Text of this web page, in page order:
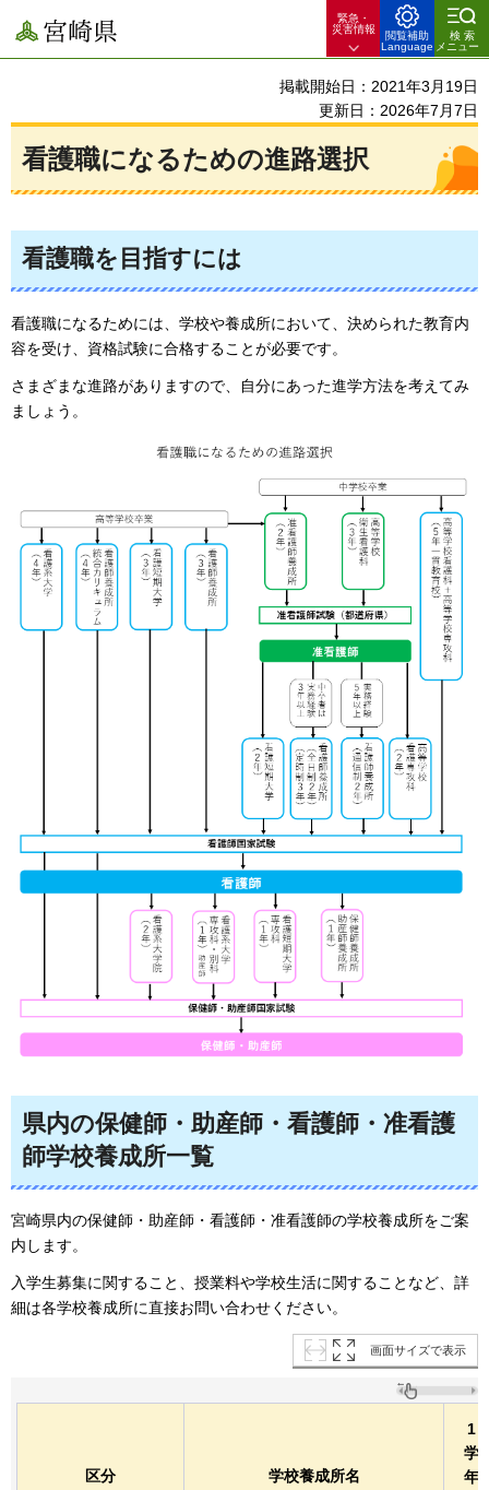
宮崎県
緊急・
災害情報
閲覧補助
Language
検索
メニュー
掲載開始日：2021年3月19日
更新日：2026年7月7日
看護職になるための進路選択
看護職を目指すには
看護職になるためには、学校や養成所において、決められた教育内
容を受け、資格試験に合格することが必要です。
さまざまな進路がありますので、自分にあった進学方法を考えてみ
ましょう。
県内の保健師・助産師・看護師・准看護
師学校養成所一覧
宮崎県内の保健師・助産師・看護師・准看護師の学校養成所をご案
内します。
入学生募集に関すること、授業料や学校生活に関することなど、詳
細は各学校養成所に直接お問い合わせください。
画面サイズで表示
区分 学校養成所名
1
学
年